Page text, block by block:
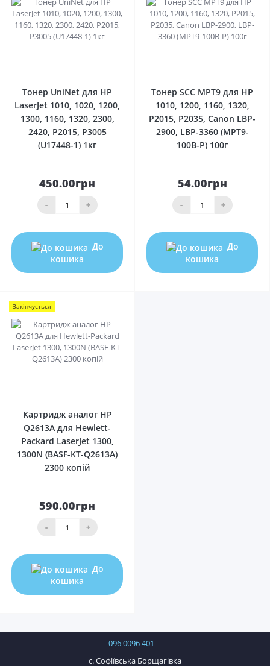
Тонер UniNet для HP
LaserJet 1010, 1020, 1200,
1300, 1160, 1320, 2300,
2420, P2015, P3005
(U17448-1) 1кг
450.00грн
- +
До
кошика
Тонер SCC MPT9 для HP
1010, 1200, 1160, 1320,
P2015, P2035, Canon LBP-
2900, LBP-3360 (MPT9-
100B-P) 100г
54.00грн
- +
До
кошика
Закінчується
Картридж аналог HP
Q2613A для Hewlett-
Packard LaserJet 1300,
1300N (BASF-KT-Q2613A)
2300 копій
590.00грн
- +
До
кошика
096 0096 401
с. Софіївська Борщагівка